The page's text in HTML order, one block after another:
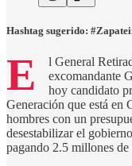
Hashtag sugerido:
E
l General
excomandante
hoy candidato
Generación que está en
hombres con un
desestabilizar el
pagando 2.5 millones de